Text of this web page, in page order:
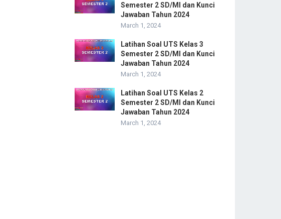
Semester 2 SD/MI dan Kunci
Jawaban Tahun 2024
March 1, 2024
Latihan Soal UTS Kelas 3
Semester 2 SD/MI dan Kunci
Jawaban Tahun 2024
March 1, 2024
Latihan Soal UTS Kelas 2
Semester 2 SD/MI dan Kunci
Jawaban Tahun 2024
March 1, 2024